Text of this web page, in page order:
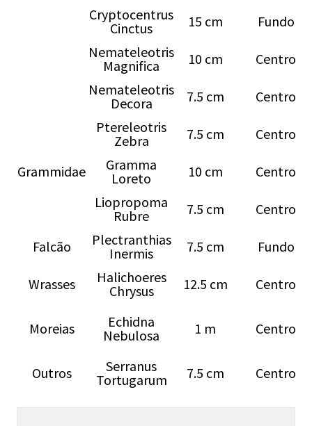
Cryptocentrus
Cinctus
15 cm
Fundo
Nemateleotris
Magnifica
10 cm
Centro
Nemateleotris
Decora
7.5 cm
Centro
Ptereleotris
Zebra
7.5 cm Centro
Grammidae
Gramma
Loreto
10 cm
Centro
Liopropoma
Rubre
7.5 cm Centro
Falcão
Plectranthias
Inermis
7.5 cm Fundo
Wrasses
Halichoeres
Chrysus
12.5 cm Centro
Moreias
Echidna
Nebulosa
1 m Centro
Outros
Serranus
Tortugarum
7.5 cm Centro